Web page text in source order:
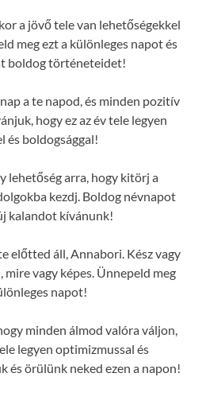
a jövő tele van lehetőségekkel
meg ezt a különleges napot és
boldog történeteidet!
a te napod, és minden pozitív
hogy ez az év tele legyen
és boldogsággal!
lehetőség arra, hogy kitörj a
kezdj. Boldog névnapot
kalandot kívánunk!
előtted áll, Annabori. Kész vagy
vagy képes. Ünnepeld meg
napot!
minden álmod valóra váljon,
legyen optimizmussal és
és örülünk neked ezen a napon!